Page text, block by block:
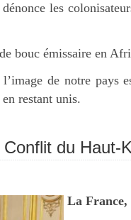
les
bouc émissaire en
de notre pays
restant unis.
du Haut-
La